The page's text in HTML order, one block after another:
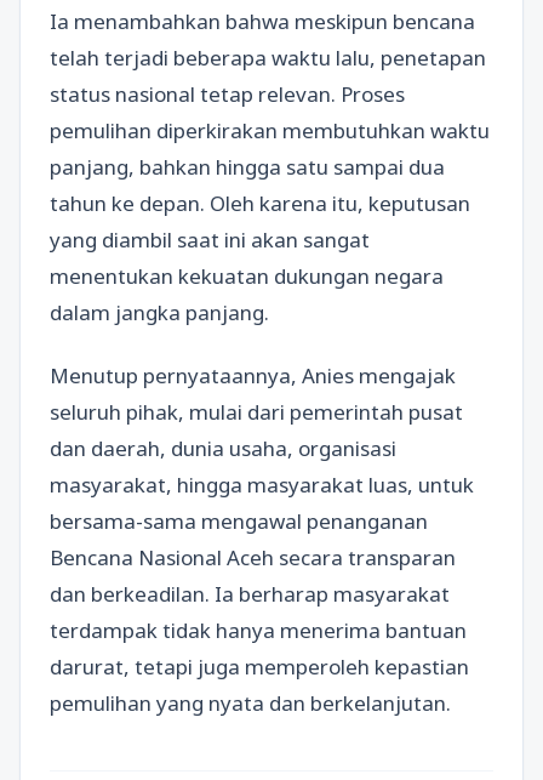
Ia menambahkan bahwa meskipun bencana
telah terjadi beberapa waktu lalu, penetapan
status nasional tetap relevan. Proses
pemulihan diperkirakan membutuhkan waktu
panjang, bahkan hingga satu sampai dua
tahun ke depan. Oleh karena itu, keputusan
yang diambil saat ini akan sangat
menentukan kekuatan dukungan negara
dalam jangka panjang.
Menutup pernyataannya, Anies mengajak
seluruh pihak, mulai dari pemerintah pusat
dan daerah, dunia usaha, organisasi
masyarakat, hingga masyarakat luas, untuk
bersama-sama mengawal penanganan
Bencana Nasional Aceh secara transparan
dan berkeadilan. Ia berharap masyarakat
terdampak tidak hanya menerima bantuan
darurat, tetapi juga memperoleh kepastian
pemulihan yang nyata dan berkelanjutan.